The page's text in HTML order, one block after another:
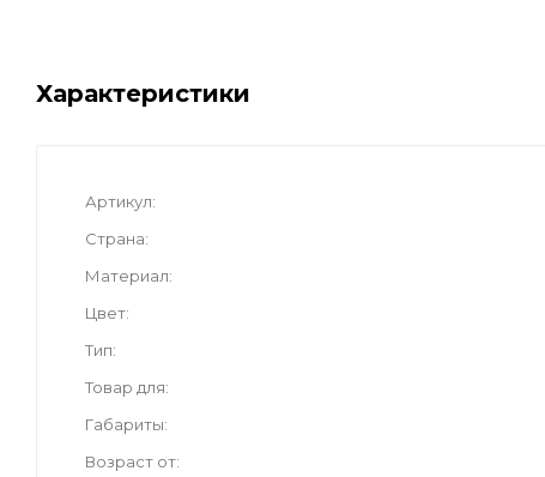
Характеристики
Артикул
Страна
Материал
Цвет
Тип
Товар для
Габариты
Возраст от